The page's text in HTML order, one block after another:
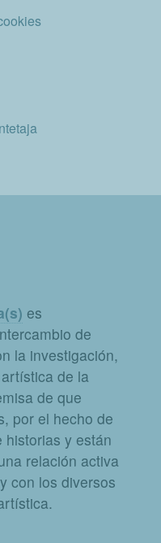
es
de
la investigación,
de la
de que
por el hecho de
historias y están
relación activa
con los diversos